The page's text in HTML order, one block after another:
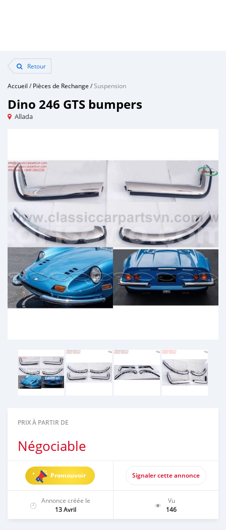
Retour
Accueil /Pièces de Rechange /Suspension
Dino 246 GTS bumpers
Allada
PRIX À PARTIR DE
Négociable
Promouvoir Signaler cette annonce
Annonce créée le
13 Avril
Vu
146